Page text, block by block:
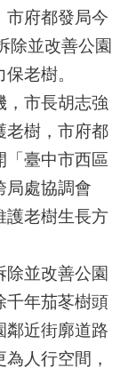
市府都發局今
除並改善公園
老樹。
，市長胡志強
老樹，市府都
「臺中市西區
局處協調會
護老樹生長方
並改善公園
千年茄苳樹頭
鄰近街廓道路
人行空間，